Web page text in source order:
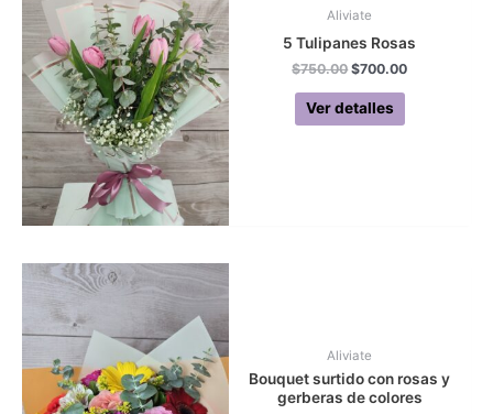
Aliviate
5 Tulipanes Rosas
$750.00Original
was:
$750.00.
$700.00Current
Ver detalles
Aliviate
Bouquet surtido con rosas y
gerberas de colores